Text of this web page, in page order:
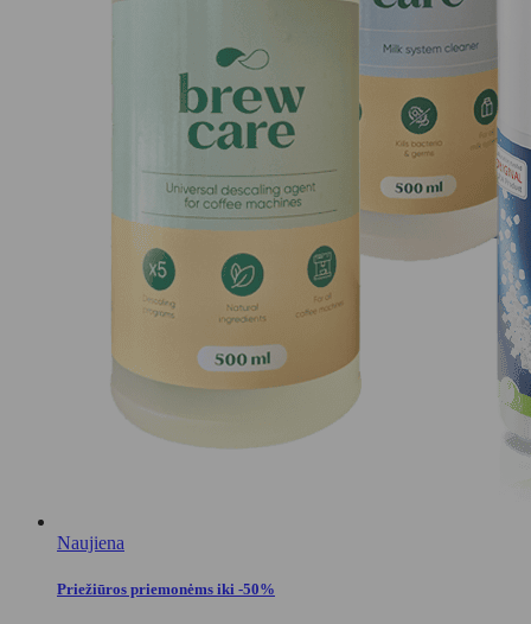
Naujiena
Priežiūros priemonėms iki -50%